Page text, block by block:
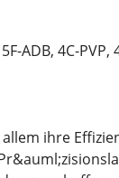
ADB, 4C-PVP,
ihre